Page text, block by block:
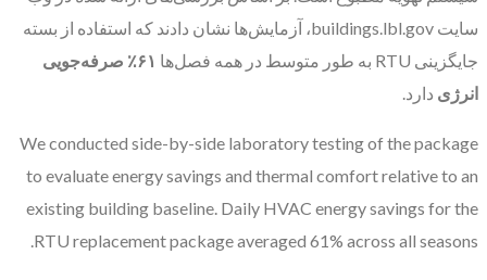
سایت buildings.lbl.gov، آزمایش‌ها نشان دادند که استفاده از بسته
جایگزینی RTU به طور متوسط در همه فصل‌ها
۶۱٪
صرفه‌جویی
انرژی دارد.
We conducted side-by-side laboratory testing of the package
to evaluate energy savings and thermal comfort relative to an
existing building baseline. Daily HVAC energy savings for the
RTU replacement package averaged 61% across all seasons.